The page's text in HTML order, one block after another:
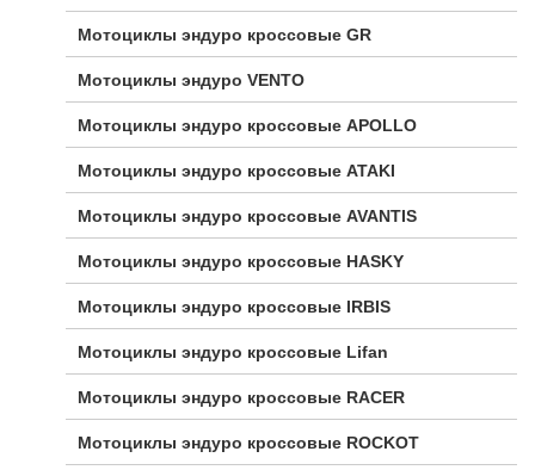
Мотоциклы эндуро кроссовые GR
Мотоциклы эндуро VENTO
Мотоциклы эндуро кроссовые APOLLO
Мотоциклы эндуро кроссовые ATAKI
Мотоциклы эндуро кроссовые AVANTIS
Мотоциклы эндуро кроссовые HASKY
Мотоциклы эндуро кроссовые IRBIS
Мотоциклы эндуро кроссовые Lifan
Мотоциклы эндуро кроссовые RACER
Мотоциклы эндуро кроссовые ROCKOT